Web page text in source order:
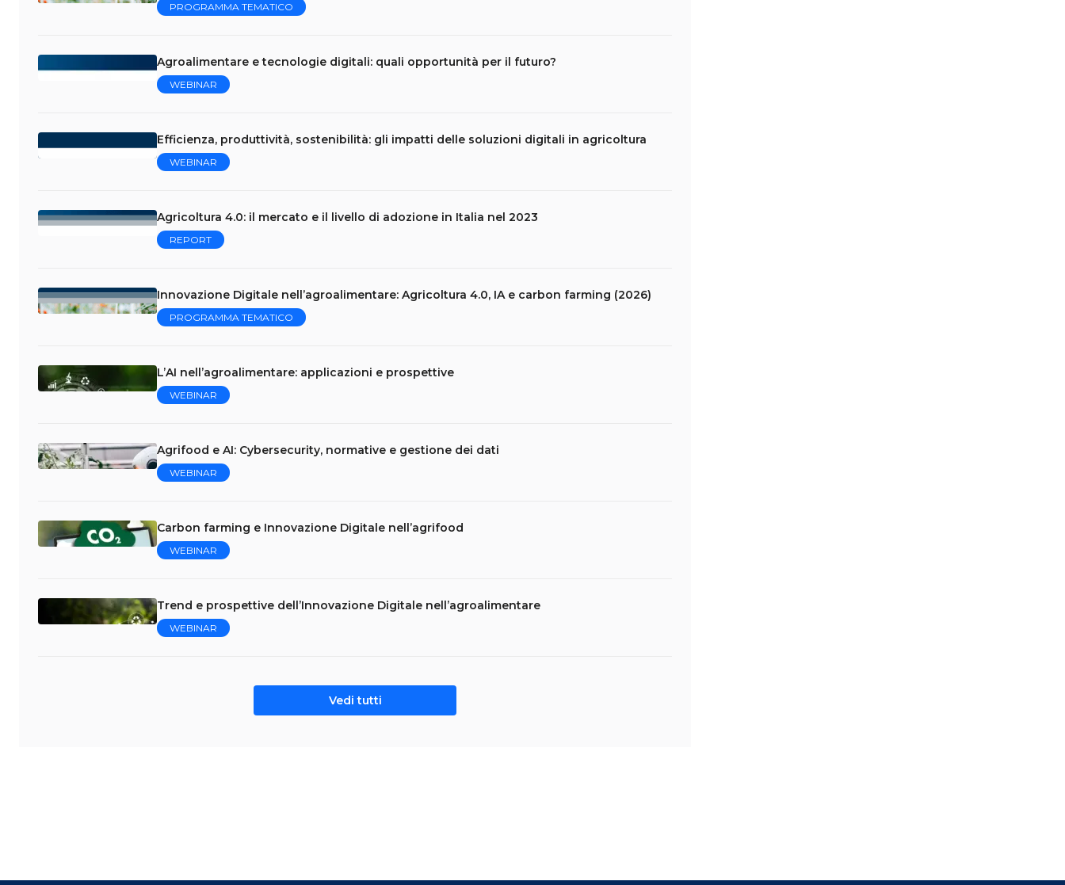
PROGRAMMA TEMATICO
Agroalimentare e tecnologie digitali: quali opportunità per il futuro?
WEBINAR
Efficienza, produttività, sostenibilità: gli impatti delle soluzioni digitali in agricoltura
WEBINAR
Agricoltura 4.0: il mercato e il livello di adozione in Italia nel 2023
REPORT
Innovazione Digitale nell’agroalimentare: Agricoltura 4.0, IA e carbon farming (2026)
PROGRAMMA TEMATICO
L’AI nell’agroalimentare: applicazioni e prospettive
WEBINAR
Agrifood e AI: Cybersecurity, normative e gestione dei dati
WEBINAR
Carbon farming e Innovazione Digitale nell’agrifood
WEBINAR
Trend e prospettive dell’Innovazione Digitale nell’agroalimentare
WEBINAR
Vedi tutti